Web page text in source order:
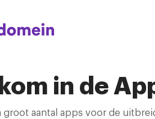
in de
groot aantal apps voor de